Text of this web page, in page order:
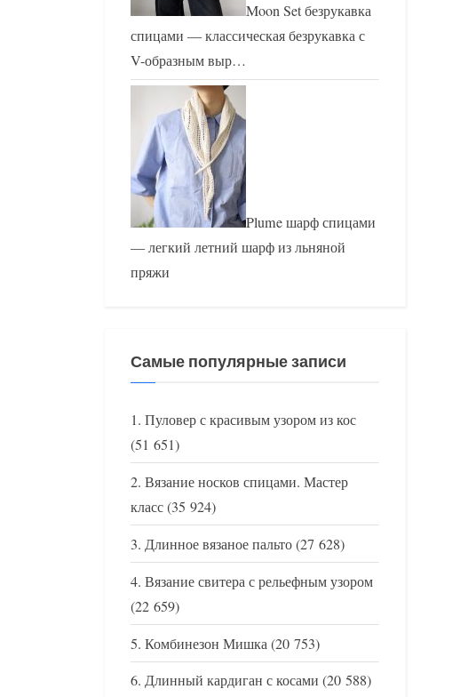
Moon Set безрукавка
спицами — классическая безрукавка с
V-образным выр…
Plume шарф спицами
— легкий летний шарф из льняной
пряжи
Самые популярные записи
Пуловер с красивым узором из кос
(51 651)
Вязание носков спицами. Мастер
класс(35 924)
Длинное вязаное пальто(27 628)
Вязание свитера с рельефным узором
(22 659)
Комбинезон Мишка(20 753)
Длинный кардиган с косами (20 588)